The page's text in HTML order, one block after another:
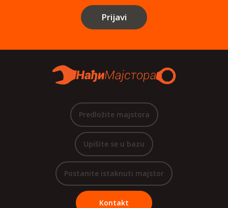
Prijavi
Predložite majstora
Upišite se u bazu
Postanite istaknuti majstor
Kontakt